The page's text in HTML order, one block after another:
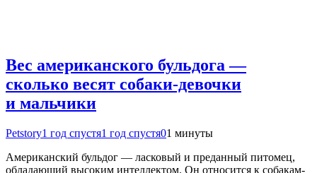
Вес американского бульдога —
сколько весят собаки-девочки
и мальчики
Petstory1 год спустя1 год спустя01 минуты
Американский бульдог — ласковый и преданный питомец,
обладающий высоким интеллектом. Он относится к собакам-